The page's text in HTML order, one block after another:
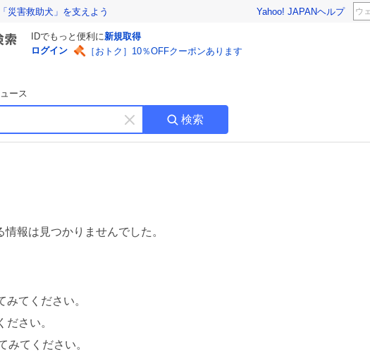
災害救助犬」を支えよう Yahoo! JAPANヘルプ
IDでもっと便利に新規取得
ログイン
［おトク］10％OFFクーポンあります
ース
キ
ー
す
検索
情報は見つかりませんでした。
てください。
さい。
みてください。